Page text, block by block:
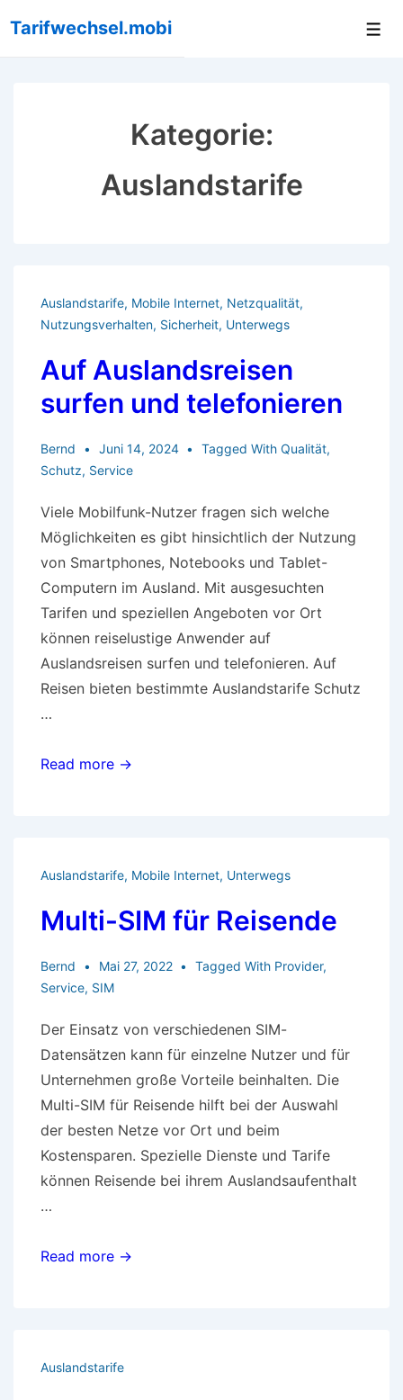
Zum
Tarifwechsel.mobi
Kategorie:
Auslandstarife
Auslandstarife, Mobile Internet, Netzqualität,
Nutzungsverhalten, Sicherheit, Unterwegs
Auf Auslandsreisen
surfen und telefonieren
Bernd Juni 14, 2024 Tagged WithQualität,
Schutz, Service
Viele Mobilfunk-Nutzer fragen sich welche
Möglichkeiten es gibt hinsichtlich der Nutzung
von Smartphones, Notebooks und Tablet-
Computern im Ausland. Mit ausgesuchten
Tarifen und speziellen Angeboten vor Ort
können reiselustige Anwender auf
Auslandsreisen surfen und telefonieren. Auf
Reisen bieten bestimmte Auslandstarife Schutz
…
Auf
Read more →
Auslandstarife, Mobile Internet, Unterwegs
Multi-SIM für Reisende
Bernd Mai 27, 2022 Tagged With Provider,
Service, SIM
Der Einsatz von verschiedenen SIM-
Datensätzen kann für einzelne Nutzer und für
Unternehmen große Vorteile beinhalten. Die
Multi-SIM für Reisende hilft bei der Auswahl
der besten Netze vor Ort und beim
Kostensparen. Spezielle Dienste und Tarife
können Reisende bei ihrem Auslandsaufenthalt
…
Multi-
Read more →
Auslandstarife